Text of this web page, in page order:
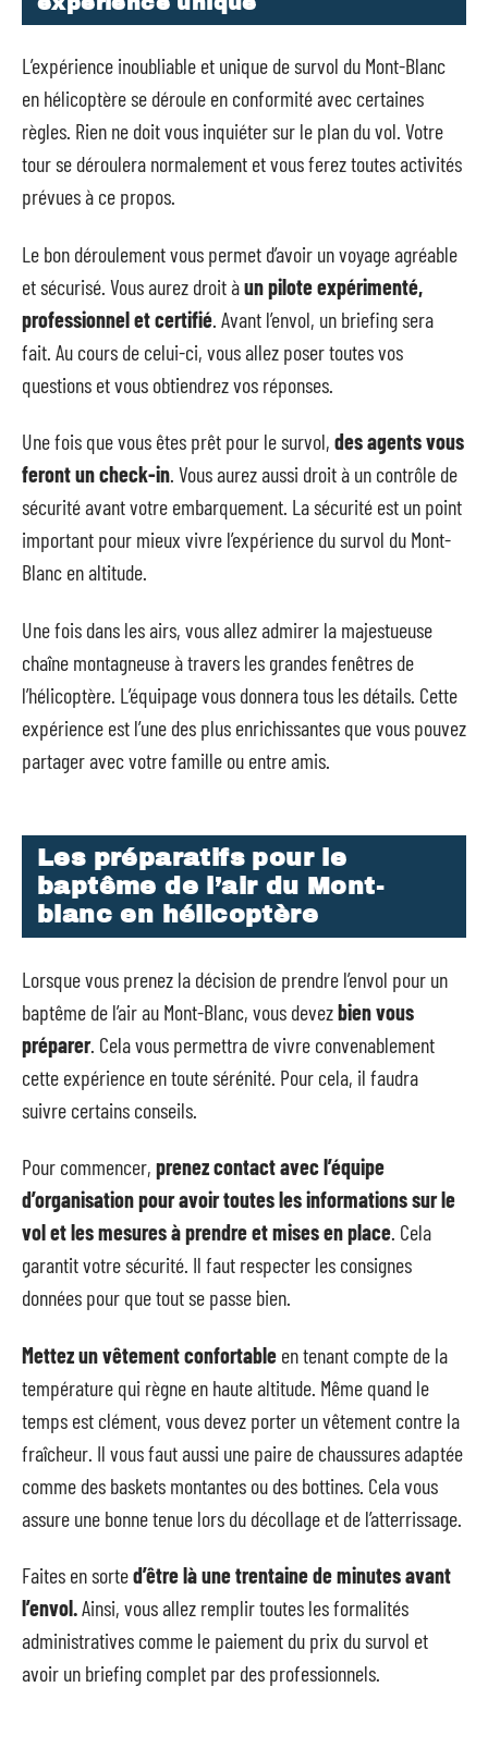
L’expérience inoubliable et unique de survol du Mont-Blanc
en hélicoptère se déroule en conformité avec certaines
règles. Rien ne doit vous inquiéter sur le plan du vol. Votre
tour se déroulera normalement et vous ferez toutes activités
prévues à ce propos.
Le bon déroulement vous permet d’avoir un voyage agréable
et sécurisé. Vous aurez droit àun pilote expérimenté,
professionnel et certifié . Avant l’envol, un briefing sera
fait. Au cours de celui-ci, vous allez poser toutes vos
questions et vous obtiendrez vos réponses.
Une fois que vous êtes prêt pour le survol, des agents vous
feront un check-in. Vous aurez aussi droit à un contrôle de
sécurité avant votre embarquement. La sécurité est un point
important pour mieux vivre l’expérience du survol du Mont-
Blanc en altitude.
Une fois dans les airs, vous allez admirer la majestueuse
chaîne montagneuse à travers les grandes fenêtres de
l’hélicoptère. L’équipage vous donnera tous les détails. Cette
expérience est l’une des plus enrichissantes que vous pouvez
partager avec votre famille ou entre amis.
Les préparatifs pour le
baptême de l’air du Mont-
blanc en hélicoptère
Lorsque vous prenez la décision de prendre l’envol pour un
baptême de l’air au Mont-Blanc, vous devezbien vous
préparer. Cela vous permettra de vivre convenablement
cette expérience en toute sérénité. Pour cela, il faudra
suivre certains conseils.
Pour commencer, prenez contact avec l’équipe
d’organisation pour avoir toutes les informations sur le
vol et les mesures à prendre et mises en place. Cela
garantit votre sécurité. Il faut respecter les consignes
données pour que tout se passe bien.
Mettez un vêtement confortable en tenant compte de la
température qui règne en haute altitude. Même quand le
temps est clément, vous devez porter un vêtement contre la
fraîcheur. Il vous faut aussi une paire de chaussures adaptée
comme des baskets montantes ou des bottines. Cela vous
assure une bonne tenue lors du décollage et de l’atterrissage.
Faites en sorted’être là une trentaine de minutes avant
l’envol.Ainsi, vous allez remplir toutes les formalités
administratives comme le paiement du prix du survol et
avoir un briefing complet par des professionnels.